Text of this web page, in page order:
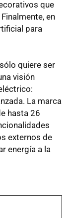
que
en
para
quiere ser
visión
La marca
hasta 26
externos de
energía a la